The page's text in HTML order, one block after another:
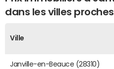
dans les villes proches
Ville
Janville-en-Beauce (28310)